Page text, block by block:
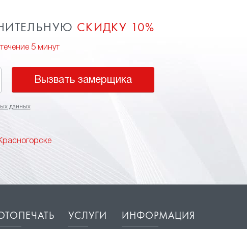
СКИДКУ 10%
течение 5 минут
Вызвать замерщика
данных
УСЛУГИ ИНФОРМАЦИЯ